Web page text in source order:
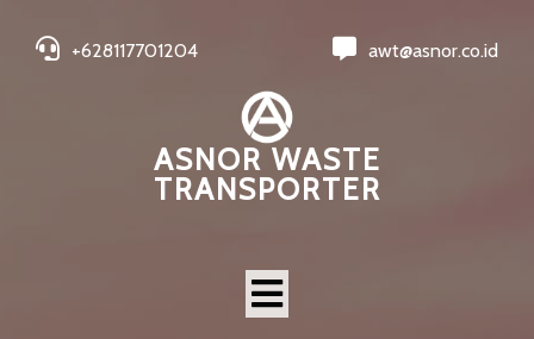
+628117701204 awt@asnor.co.id
ASNOR WASTE
TRANSPORTER